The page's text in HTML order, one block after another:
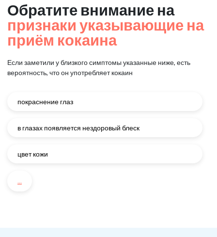
Обратите внимание на
признаки указывающие на
приём кокаина
Если заметили у близкого симптомы указанные ниже, есть
вероятность, что он употребляет кокаин
покраснение глаз
в глазах появляется нездоровый блеск
цвет кожи
...